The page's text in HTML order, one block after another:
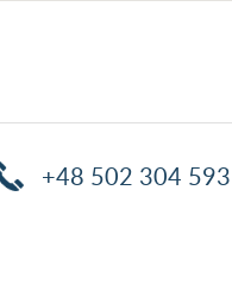
+48 502 304 593